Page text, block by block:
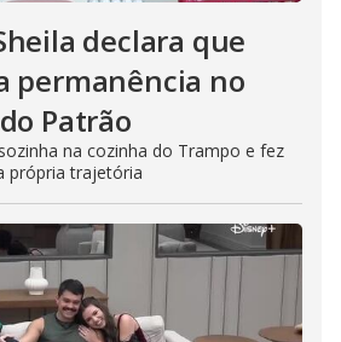
declara que
permanência no
Patrão
na cozinha do Trampo e fez
própria trajetória